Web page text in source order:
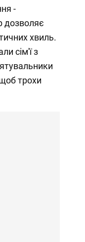
-
дозволяє
хвиль.
сім'ї з
трохи